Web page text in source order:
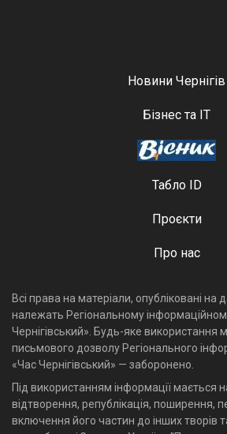
Новини Чернігів
Бізнес та ІТ
Табло ID
Проєкти
Про нас
Всі права на матеріали, опубліковані на
належать Регіональному
Чернігівський». Будь-яке використання
письмового дозволу Регіонального
«Час Чернігівський» — заборонено.
Під використанням інформації мається
відтворення, републікація, поширення,
включення його частин до інших творів